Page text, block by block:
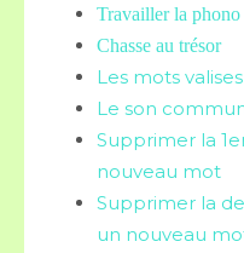
Travailler la phono
Chasse au trésor
Les mots valises
Le son
Supprimer la
nouveau mot
Supprimer la
un nouveau